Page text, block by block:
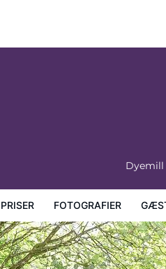
Dyemill
PRISER FOTOGRAFIER